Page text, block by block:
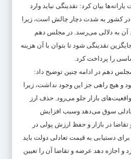
بیان کرد: نقدینگی نباید وارد
کشور به شدت دچار چالش است، زیرا
آن به دلالی می‌رسد. در مجلس دهم
نقدینگی شود تا بتوان با آن هزینه
را پرداخت کرد.
دهم در ادامه چنین توضیح داد:
لازم بود و هیچ راهی جز این وجود نداشت، زیرا
بازار جلو می‌رود. حذف ارز
تعادلی سوق می‌دهد وسبب افزایش
در بازار و حفظ ارزش پولی در
دستیابی به قیمت تعادلی دولت باید
اجازه دهد عرضه و تقاضا آن را تعیین